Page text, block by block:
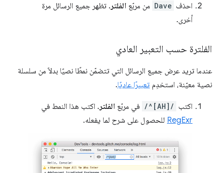
احذف Dave من مربّع الفلتر . تظهر جميع الرسائل مرة
أخرى.
الفلترة حسب التعبير العادي
عندما تريد عرض جميع الرسائل التي تتضمّن نمطًا نصيًا بدلاً من سلسلة
نصية معيّنة، استخدِم تعبيرًا عاديًا.
اكتب /^[AH]/ في مربّع الفلتر . اكتب هذا النمط في
RegExr للحصول على شرح لما يفعله.